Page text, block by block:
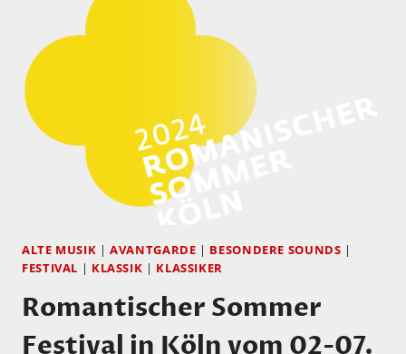
ALTE MUSIK |AVANTGARDE | BESONDERE SOUNDS |
FESTIVAL | KLASSIK | KLASSIKER
Romantischer Sommer
Festival in Köln vom 02-07.